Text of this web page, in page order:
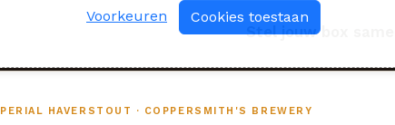
Stel jouw box samen
HAVERSTOUT · COPPERSMITH'S BREWERY
Voorkeuren Cookies toestaan